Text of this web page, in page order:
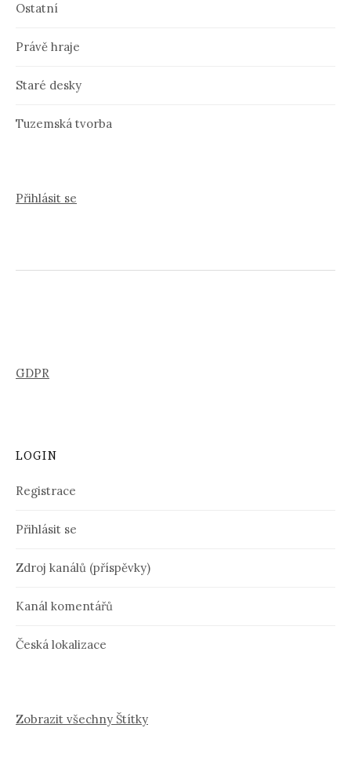
Ostatní
Právě hraje
Staré desky
Tuzemská tvorba
Přihlásit se
GDPR
LOGIN
Registrace
Přihlásit se
Zdroj kanálů (příspěvky)
Kanál komentářů
Česká lokalizace
Zobrazit všechny Štítky